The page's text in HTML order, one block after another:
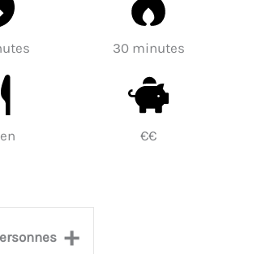
30 minutes
€€
+